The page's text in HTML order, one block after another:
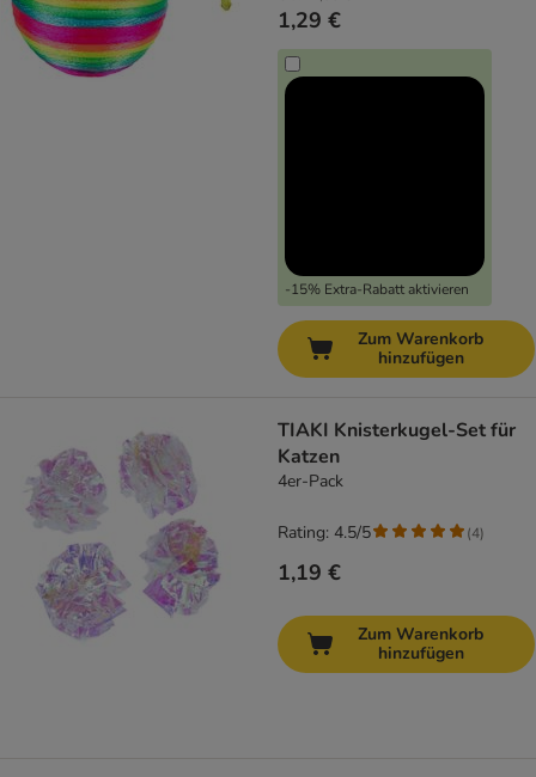
1,29 €
-15% Extra-Rabatt aktivieren
Zum Warenkorb
hinzufügen
TIAKI Knisterkugel-Set für
Katzen
4er-Pack
1,19 €
Rating: 4.5/5 (4)
Zum Warenkorb
hinzufügen